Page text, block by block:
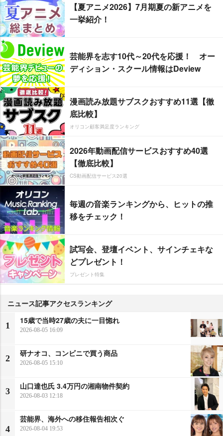
【夏アニメ2026】7月期夏の新アニメを
一挙紹介！
芸能界を志す10代～20代を応援！ オー
ディション・スクール情報はDeview
漫画読み放題サブスクおすすめ11選【徹
底比較】
オリコン顧客満足度ランキング
2026年動画配信サービスおすすめ40選
【徹底比較】
CS動画配信サービス20選
毎週の音楽ランキングから、ヒットの推
移をチェック！
試写会、登壇イベント、サインチェキな
どプレゼント！
プレゼント特集
ニュース記事アクセスランキング
1
15歳で当時27歳の夫に一目惚れ
2026-08-05 16:09
2
研ナオコ、コンビニで買う商品
2026-08-05 15:10
3
山口達也氏 3.4万円の湘南物件契約
2026-08-03 12:18
4
芸能界、海外への移住報告相次ぐ
2026-08-04 19:53